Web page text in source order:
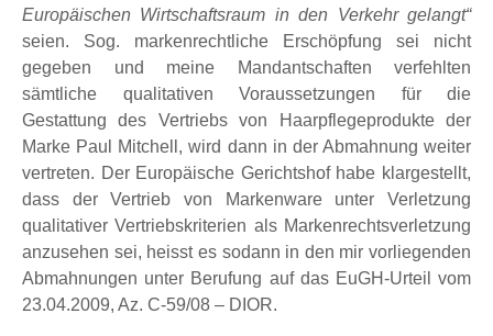
Europäischen Wirtschaftsraum in den Verkehr gelangt“
seien. Sog. markenrechtliche Erschöpfung sei nicht
gegeben und meine Mandantschaften verfehlten
sämtliche qualitativen Voraussetzungen für die
Gestattung des Vertriebs von Haarpflegeprodukte der
Marke Paul Mitchell, wird dann in der Abmahnung weiter
vertreten. Der Europäische Gerichtshof habe klargestellt,
dass der Vertrieb von Markenware unter Verletzung
qualitativer Vertriebskriterien als Markenrechtsverletzung
anzusehen sei, heisst es sodann in den mir vorliegenden
Abmahnungen unter Berufung auf das EuGH-Urteil vom
23.04.2009, Az. C-59/08 – DIOR.